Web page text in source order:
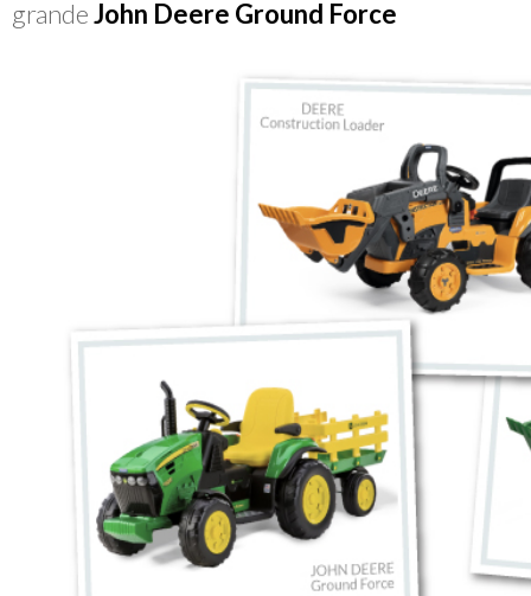
grandeJohn Deere Ground Force